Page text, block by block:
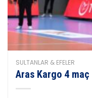
SULTANLAR & EFELER
Aras Kargo 4